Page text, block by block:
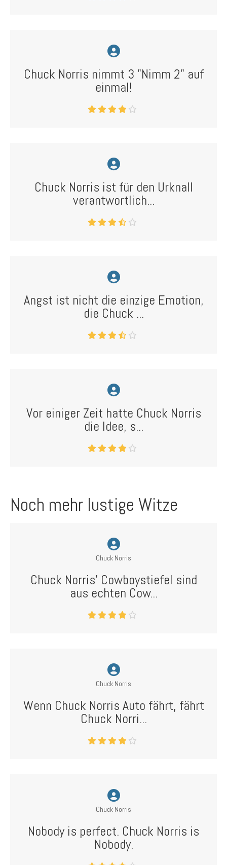
Chuck Norris nimmt 3 "Nimm 2" auf
einmal!
Chuck Norris ist für den Urknall
verantwortlich...
Angst ist nicht die einzige Emotion,
die Chuck ...
Vor einiger Zeit hatte Chuck Norris
die Idee, s...
Noch mehr lustige Witze
Chuck Norris
Chuck Norris' Cowboystiefel sind
aus echten Cow...
Chuck Norris
Wenn Chuck Norris Auto fährt, fährt
Chuck Norri...
Chuck Norris
Nobody is perfect. Chuck Norris is
Nobody.